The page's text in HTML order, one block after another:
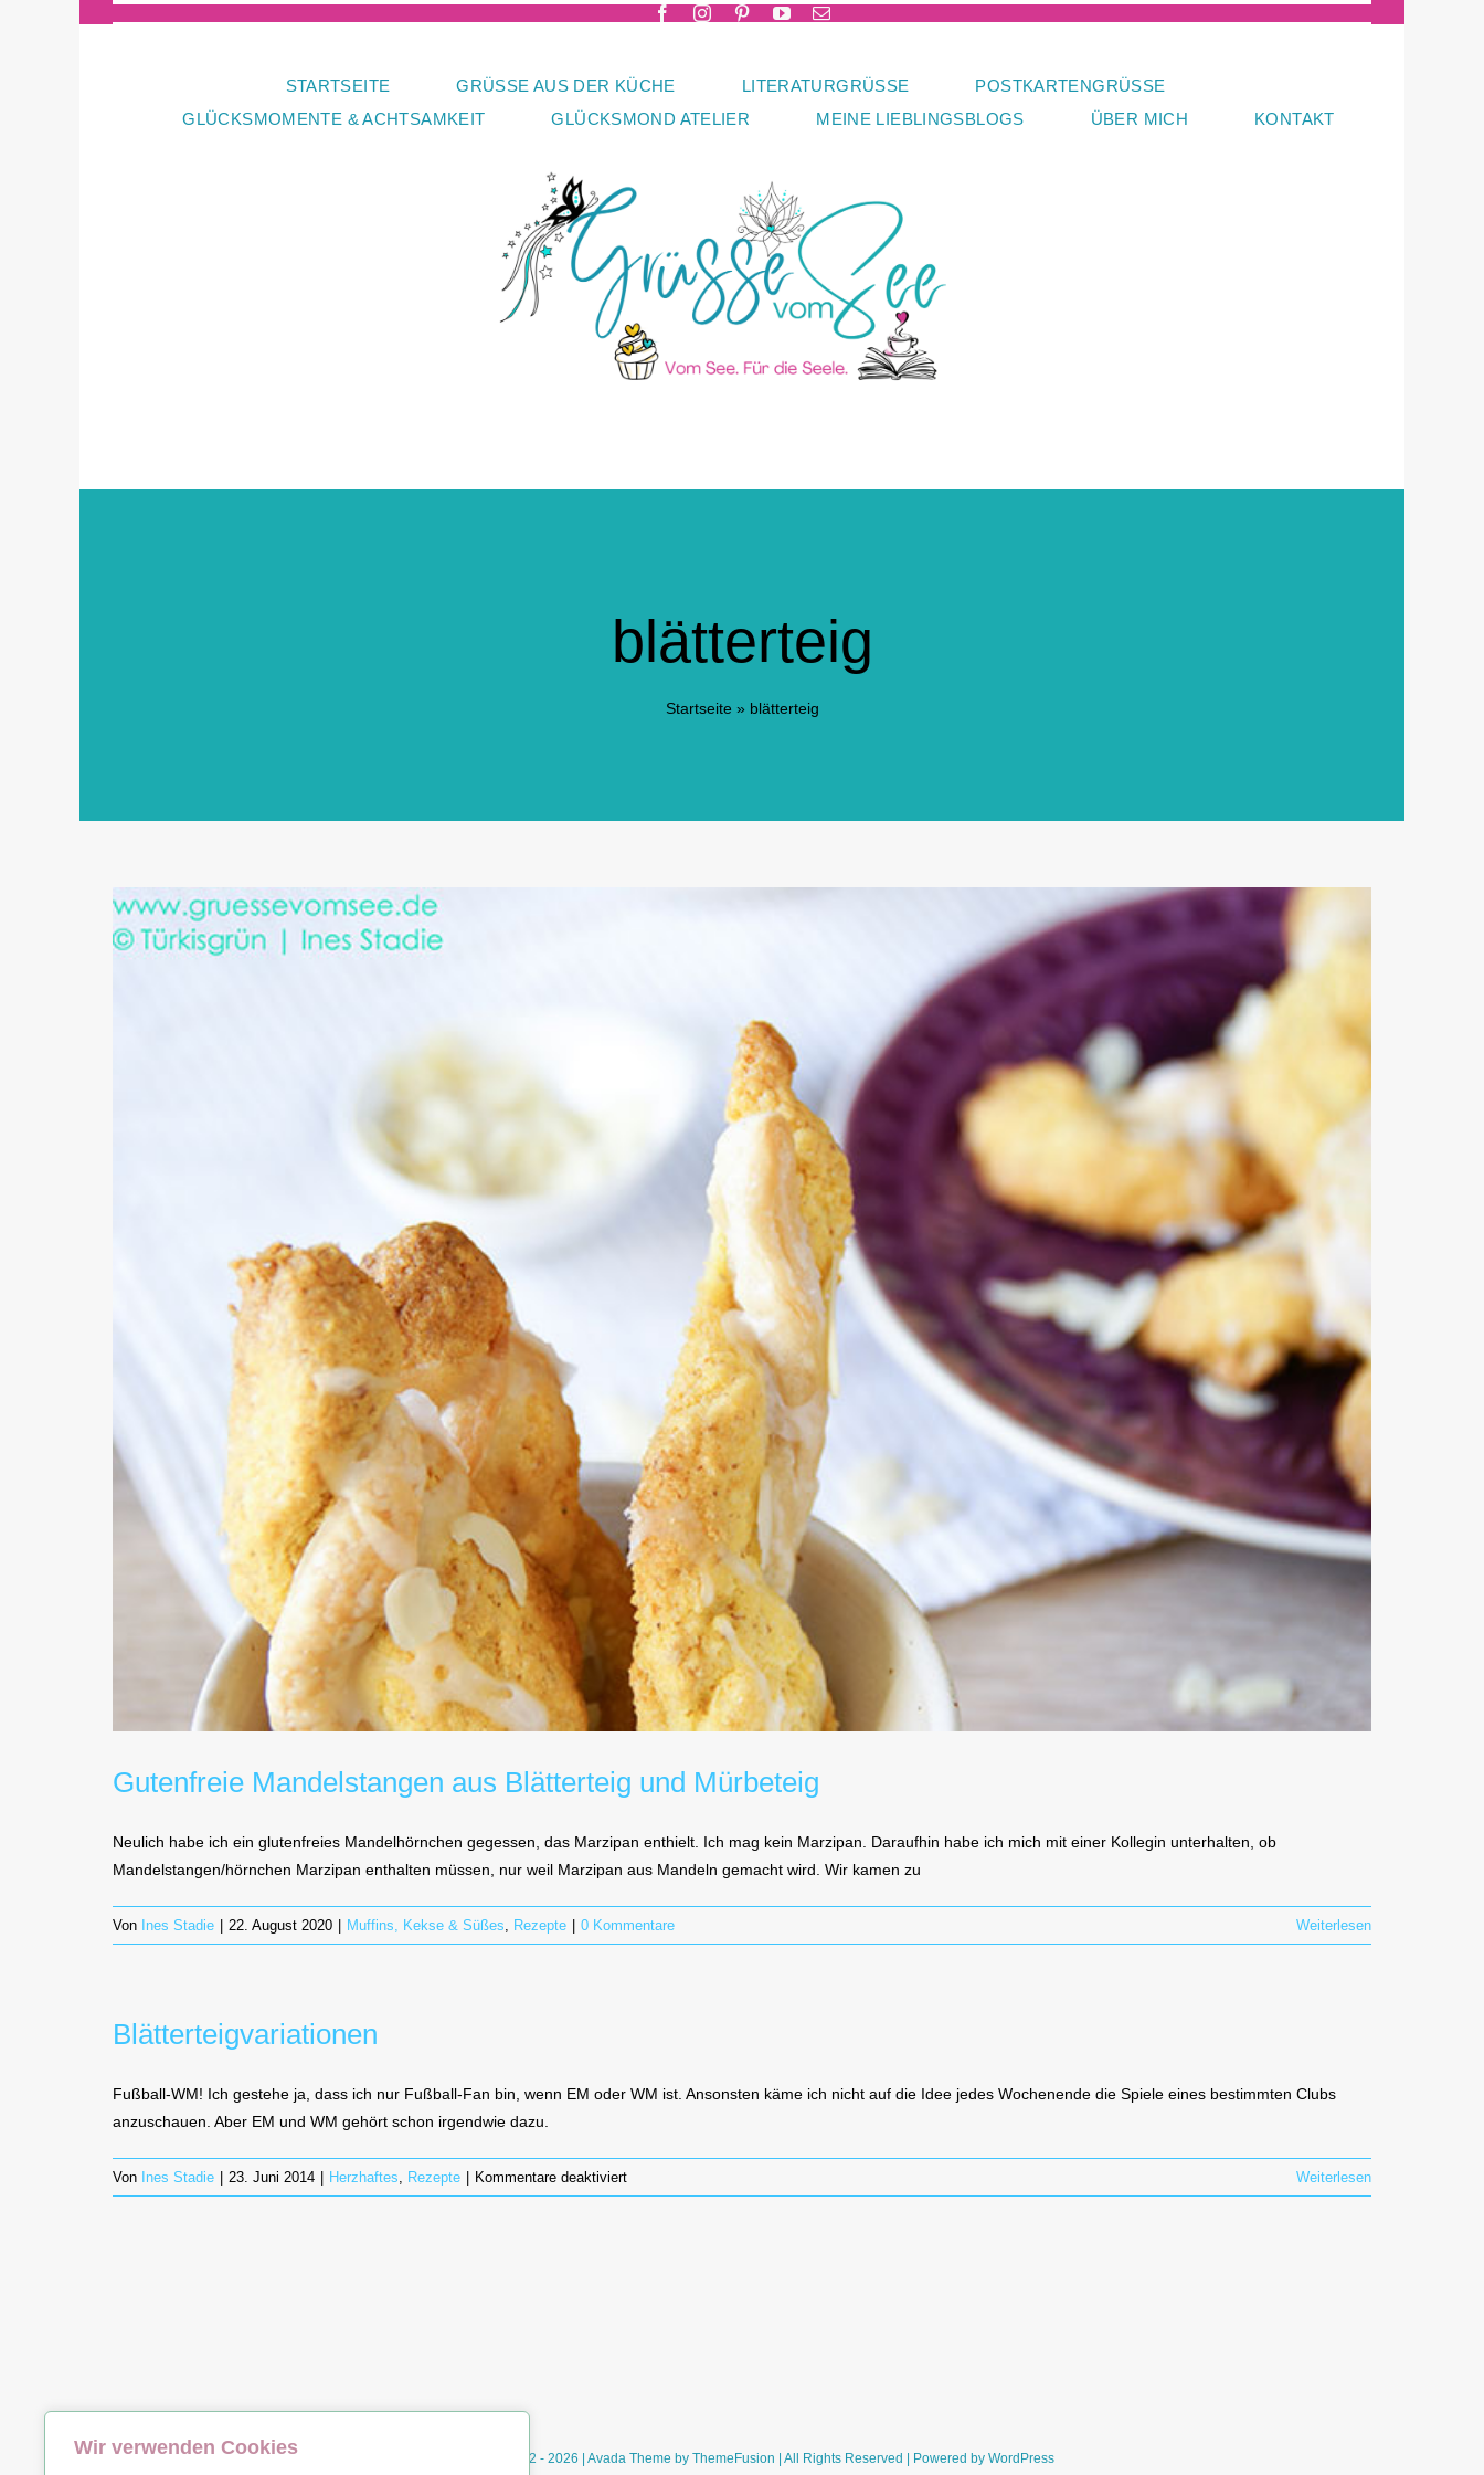
Wir verwenden Cookies
STARTSEITE GRÜSSE AUS DER KÜCHE LITERATURGRÜSSE
POSTKARTENGRÜSSE
GLÜCKSMOMENTE & ACHTSAMKEIT
GLÜCKSMOND ATELIER MEINE LIEBLINGSBLOGS ÜBER MICH KONTAKT
blätterteig
Startseite » blätterteig
Gutenfreie Mandelstangen aus Blätterteig und Mürbeteig
Neulich habe ich ein glutenfreies Mandelhörnchen gegessen, das Marzipan enthielt. Ich mag kein Marzipan. Daraufhin habe ich mich mit einer Kollegin unterhalten, ob
Mandelstangen/hörnchen Marzipan enthalten müssen, nur weil Marzipan aus Mandeln gemacht wird. Wir kamen zu
Von Ines Stadie 22. August 2020 Muffins, Kekse & Süßes, Rezepte 0 Kommentare Weiterlesen
Blätterteigvariationen
Fußball-WM! Ich gestehe ja, dass ich nur Fußball-Fan bin, wenn EM oder WM ist. Ansonsten käme ich nicht auf die Idee jedes Wochenende die Spiele eines bestimmten Clubs
anzuschauen. Aber EM und WM gehört schon irgendwie dazu.
Von Ines Stadie 23. Juni 2014 Herzhaftes, Rezepte Kommentare deaktiviertfür
Blätterteigvariationen
Weiterlesen
© Copyright 2012 - 2026 | Avada Theme by ThemeFusion | All Rights Reserved | Powered by WordPress